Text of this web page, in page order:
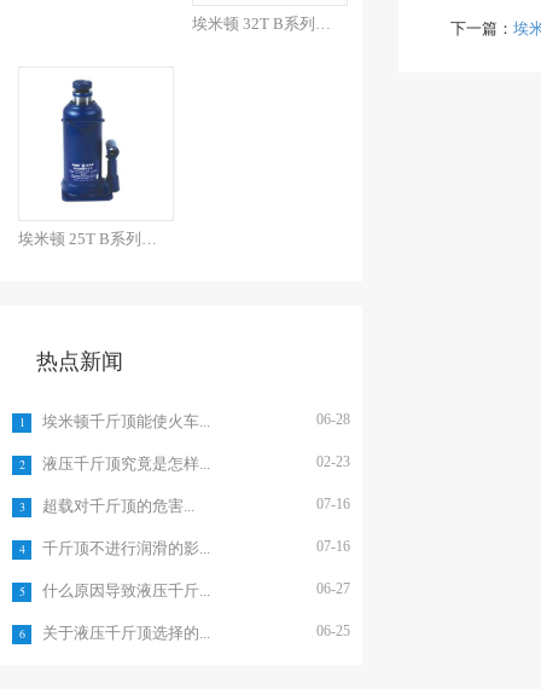
埃米顿 25T B系列焊接...
热点新闻
06-28
1 埃米顿千斤顶能使火车...
02-23
2 液压千斤顶究竟是怎样...
07-16
3 超载对千斤顶的危害...
07-16
4 千斤顶不进行润滑的影...
06-27
5 什么原因导致液压千斤...
06-25
6 关于液压千斤顶选择的...
下一篇： 埃